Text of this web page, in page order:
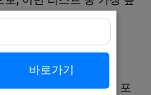
와 중형주를 중심으로 포
바로가기